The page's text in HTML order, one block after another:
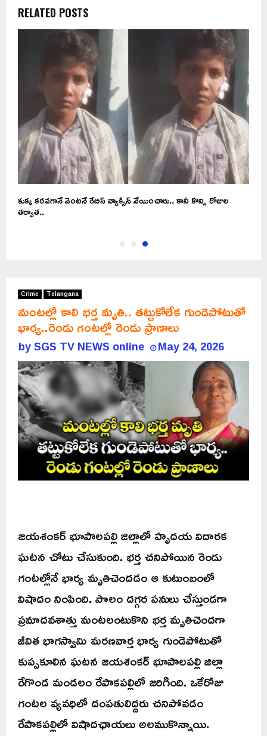
RELATED POSTS
కుక్క కరవగానే వెంటనే రేబిస్ వ్యాక్సిన్ వేయించారు.. కానీ కొన్ని రోజుల
తర్వాత..
Crime Telangana
మంటల్లో కాలి భర్త మృతి.. తట్టుకోలేక గుండెపోటుతో
భార్య..రెండు గంటల్లో రెండు ప్రాణాలు
bySGS TV NEWS online May 24, 2026
జయశంకర్ భూపాలపల్లి జిల్లాలో హృదయ విదారక
ఘటన చోటు చేసుకుంది. భర్త చనిపోయిన రెండు
గంటల్లోనే భార్య మృతిచెందడం ఆ కుటుంబంలో
విషాదం నింపింది. పొలం దగ్గర పనులు చేస్తుండగా
ప్రమాదవశాత్తు మంటలంటుకొని భర్త మృతిచెందగా
జీవిత భాగస్వామి మరణవార్త భార్య గుండెపోటుతో
కుప్పకూలిన ఘటన జయశంకర్ భూపాలపల్లి జిల్లా
రేగొండ మండలం రేపాకపల్లిలో జరిగింది. ఒకేరోజు
గంటల వ్యవధిలో దంపతులిద్దరు చనిపోవడం
రేపాకపల్లిలో విషాదఛాయలు అలముకొన్నాయి.